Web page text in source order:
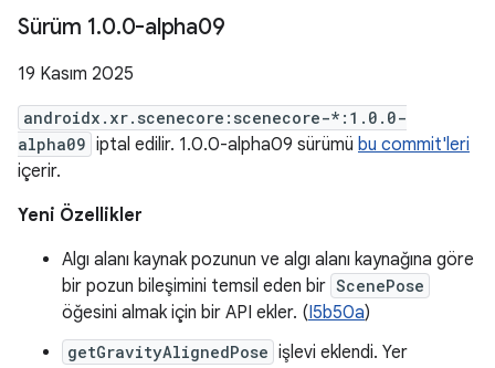
Sürüm 1.0.0-alpha09
19 Kasım 2025
androidx.xr.scenecore:scenecore-*:1.0.0-
alpha09 iptal edilir. 1.0.0-alpha09 sürümü bu commit'leri
içerir.
Yeni Özellikler
Algı alanı kaynak pozunun ve algı alanı kaynağına göre
bir pozun bileşimini temsil eden bir ScenePose
öğesini almak için bir API ekler. (I5b50a)
getGravityAlignedPose işlevi eklendi. Yer